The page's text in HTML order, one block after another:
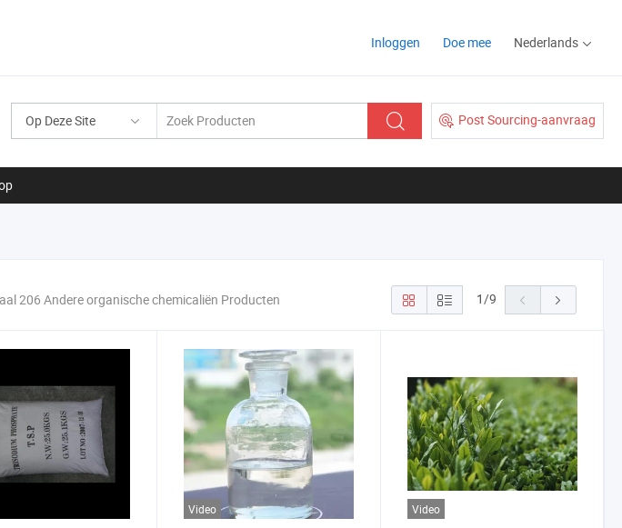
Inloggen Doe mee Nederlands
Op Deze Site Post Sourcing-aanvraag
206 Andere organische chemicaliën Producten 1/9
Video Video